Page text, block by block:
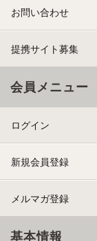
お問い合わせ
提携サイト募集
会員メニュー
ログイン
新規会員登録
メルマガ登録
基本情報